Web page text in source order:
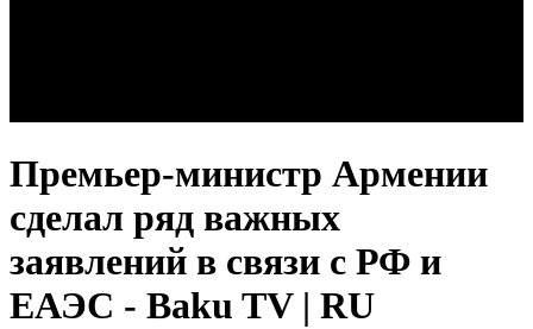
Премьер-министр Армении
сделал ряд важных
заявлений в связи с РФ и
ЕАЭС - Baku TV | RU